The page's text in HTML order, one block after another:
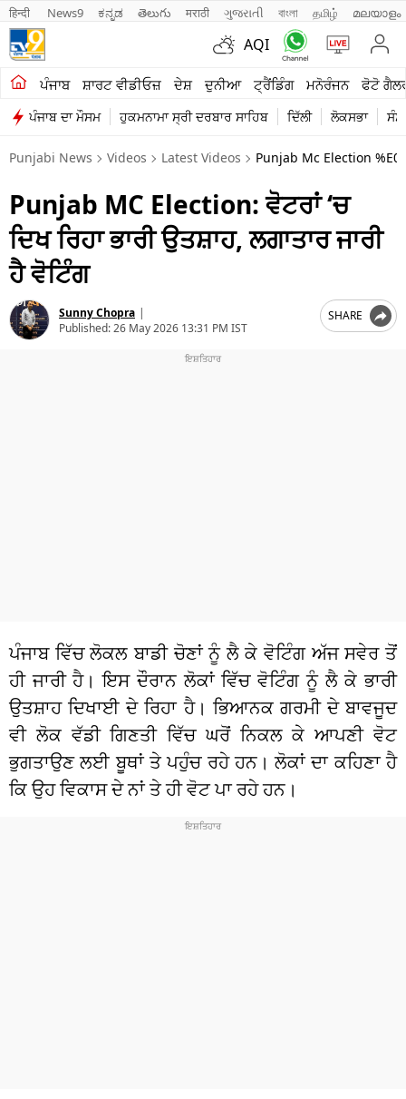
हिन्दी News9 ಕನ್ನಡ తెలుగు मराठी ગુજરાતી বাংলা தமிழ் മലയാളം
AQI
ਪੰਜਾਬ ਸ਼ਾਰਟ ਵੀਡੀਓਜ਼ ਦੇਸ਼ ਦੁਨੀਆ ਟ੍ਰੈਂਡਿੰਗ ਮਨੋਰੰਜਨ ਫੋਟੋ
ਪੰਜਾਬ ਦਾ ਮੌਸਮ ਹੁਕਮਨਾਮਾ ਸ੍ਰੀ ਦਰਬਾਰ ਸਾਹਿਬ ਦਿੱਲੀ ਲੋਕਸਭਾ
ਖੇਤੀਬਾੜੀ
ਸ਼ਾਰਟ ਵੀਡੀਓਜ਼
ਕਾਰੋਬਾਰ
ਕਰਿਅਰ
ਮਨੋਰੰਜਨ
ਦੇਸ਼
ਲਾਈਫ ਸਟਾਈਲ
ਚੋਣਾਂ 2026
Punjabi News Videos Latest Videos Punjab Mc Election
Punjab MC Election: ਵੋਟਰਾਂ ‘ਚ
ਦਿਖ ਰਿਹਾ ਭਾਰੀ ਉਤਸ਼ਾਹ, ਲਗਾਤਾਰ ਜਾਰੀ
ਹੈ ਵੋਟਿੰਗ
Sunny Chopra |
Published:26 May 2026 13:31 PM IST
SHARE
ਪੰਜਾਬ ਵਿੱਚ ਲੋਕਲ ਬਾਡੀ ਚੋਣਾਂ ਨੂੰ ਲੈ ਕੇ ਵੋਟਿੰਗ ਅੱਜ ਸਵੇਰ ਤੋਂ
ਹੀ ਜਾਰੀ ਹੈ। ਇਸ ਦੌਰਾਨ ਲੋਕਾਂ ਵਿੱਚ ਵੋਟਿੰਗ ਨੂੰ ਲੈ ਕੇ ਭਾਰੀ
ਉਤਸ਼ਾਹ ਦਿਖਾਈ ਦੇ ਰਿਹਾ ਹੈ। ਭਿਆਨਕ ਗਰਮੀ ਦੇ ਬਾਵਜੂਦ
ਵੀ ਲੋਕ ਵੱਡੀ ਗਿਣਤੀ ਵਿੱਚ ਘਰੋਂ ਨਿਕਲ ਕੇ ਆਪਣੀ ਵੋਟ
ਭੁਗਤਾਉਣ ਲਈ ਬੂਥਾਂ ਤੇ ਪਹੁੰਚ ਰਹੇ ਹਨ। ਲੋਕਾਂ ਦਾ ਕਹਿਣਾ ਹੈ
ਕਿ ਉਹ ਵਿਕਾਸ ਦੇ ਨਾਂ ਤੇ ਹੀ ਵੋਟ ਪਾ ਰਹੇ ਹਨ।